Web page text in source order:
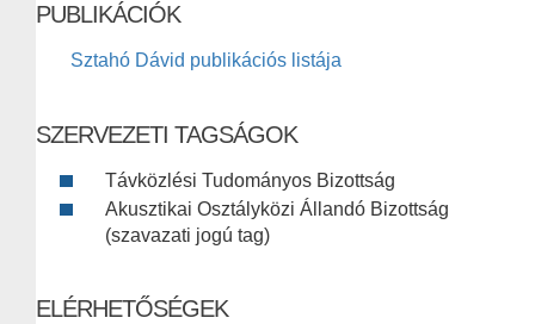
PUBLIKÁCIÓK
Sztahó Dávid publikációs listája
SZERVEZETI TAGSÁGOK
Távközlési Tudományos Bizottság
Akusztikai Osztályközi Állandó Bizottság
(szavazati jogú tag)
ELÉRHETŐSÉGEK